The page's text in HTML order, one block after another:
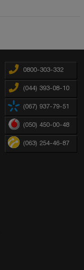
0800-303-332
(044) 393-08-10
(067) 937-79-51
(050) 450-00-48
(063) 254-46-87